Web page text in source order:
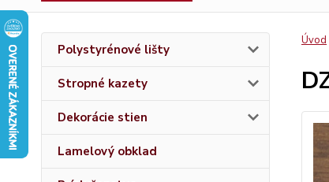
Polystyrénové lišty
Stropné kazety
Dekorácie stien
Lamelový obklad
Úvod